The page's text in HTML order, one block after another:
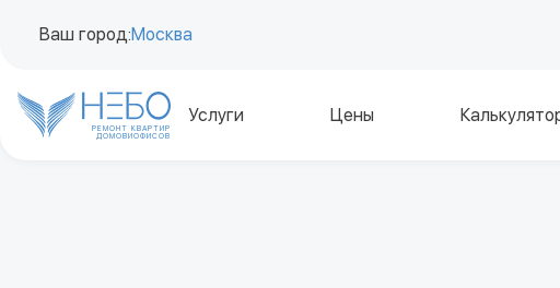
Ваш город:Москва
РЕМОНТ КВАРТИР
ДОМОВИОФИСОВ
Услуги Цены